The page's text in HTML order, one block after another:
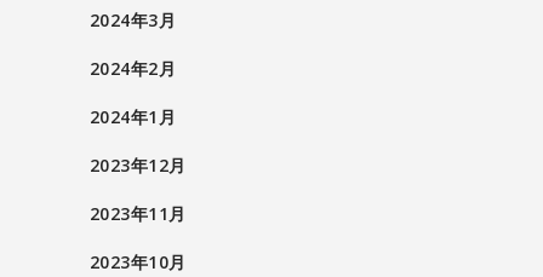
2024年3月
2024年2月
2024年1月
2023年12月
2023年11月
2023年10月